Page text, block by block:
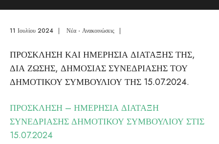
11 Ιουλίου 2024 | Νέα - Ανακοινώσεις |
ΠΡΟΣΚΛΗΣΗ ΚΑΙ ΗΜΕΡΗΣΙΑ ΔΙΑΤΑΞΗΣ ΤΗΣ,
ΔΙΑ ΖΩΣΗΣ, ΔΗΜΟΣΙΑΣ ΣΥΝΕΔΡΙΑΣΗΣ ΤΟΥ
ΔΗΜΟΤΙΚΟΥ ΣΥΜΒΟΥΛΙΟΥ ΤΗΣ 15.07.2024.
ΠΡΟΣΚΛΗΣΗ – ΗΜΕΡΗΣΙΑ ΔΙΑΤΑΞΗ
ΣΥΝΕΔΡΙΑΣΗΣ ΔΗΜΟΤΙΚΟΥ ΣΥΜΒΟΥΛΙΟΥ ΣΤΙΣ
15.07.2024